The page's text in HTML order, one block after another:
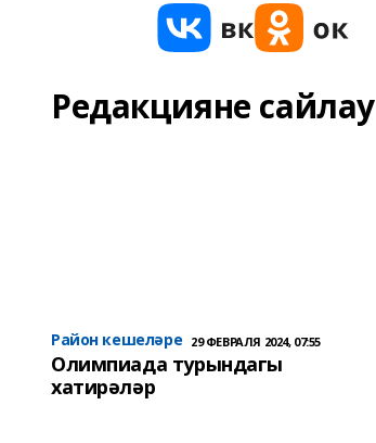
Редакцияне сайлау
Район кешеләре 29 ФЕВРАЛЯ 2024, 07:55
Олимпиада турындагы
хатирәләр